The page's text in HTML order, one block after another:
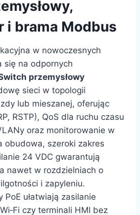
i brama Modbus
w nowoczesnych
się na odpornych
przemysłowy
sieci w topologii
lub mieszanej, oferując
RSTP), QoS dla ruchu czasu
oraz monitorowanie w
obudowa, szeroki zakres
24 VDC gwarantują
nawet w rozdzielniach o
i zapyleniu.
ułatwiają zasilanie
czy terminali HMI bez